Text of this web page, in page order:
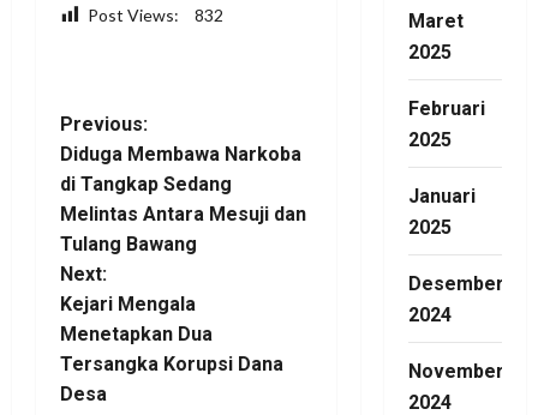
Post Views: 832
P
o
s
t
n
a
Previous:
Diduga Membawa Narkoba
di Tangkap Sedang
Melintas Antara Mesuji dan
Tulang Bawang
Next:
Kejari Mengala
Menetapkan Dua
Tersangka Korupsi Dana
Desa
Maret
2025
Februari
2025
Januari
2025
Desember
2024
November
2024